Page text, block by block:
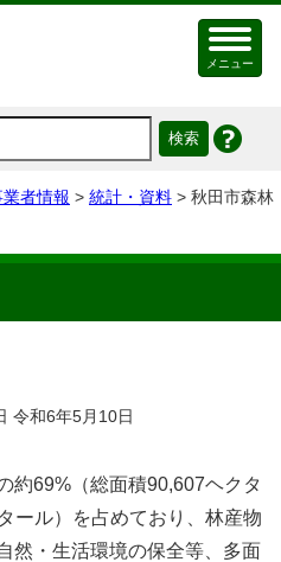
メニュー
業者情報 > 統計・資料 > 秋田市森林
令和6年5月10日
約69%（総面積90,607ヘクタ
ール）を占めており、林産物
然・生活環境の保全等、多面